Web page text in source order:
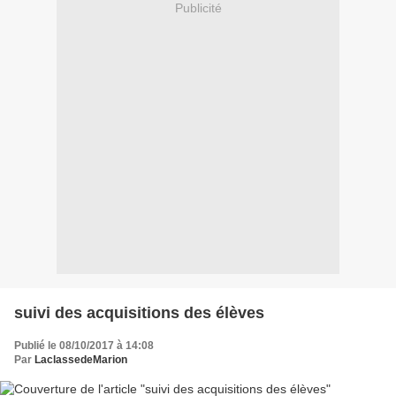
Publicité
suivi des acquisitions des élèves
Publié le 08/10/2017 à 14:08
Par LaclassedeMarion